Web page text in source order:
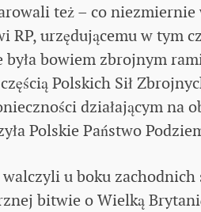
też – co
RP, urzędującemu w tym
bowiem zbrojnym
Polskich Sił
działającym na
Polskie Państwo
walczyli u boku
bitwie o Wielką